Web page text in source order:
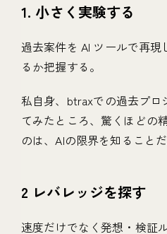
1. 小さく実験する
過去案件を AI ツールで再
るか把握する。
私自身、btraxでの過去プロ
てみたところ、驚くほどの
のは、AIの限界を知ることだ
2 レバレッジを探す
速度だけでなく発想・検証